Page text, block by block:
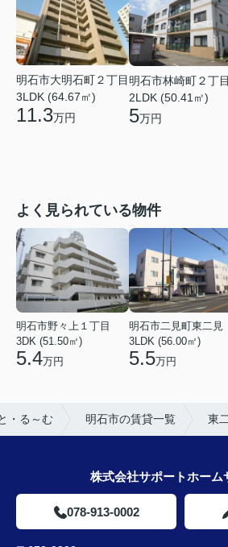
明石市大明石町２丁目
3LDK (64.67㎡)
11.3万円
明石市林崎町２丁目
2LDK (50.41㎡)
5万円
よく見られている物件
明石市野々上１丁目
3DK (51.50㎡)
5.4万円
明石市二見町東二見
3LDK (56.00㎡)
5.5万円
・る～む 明石市の賃貸一覧 東
株式会社サポートホーム
078-913-0002